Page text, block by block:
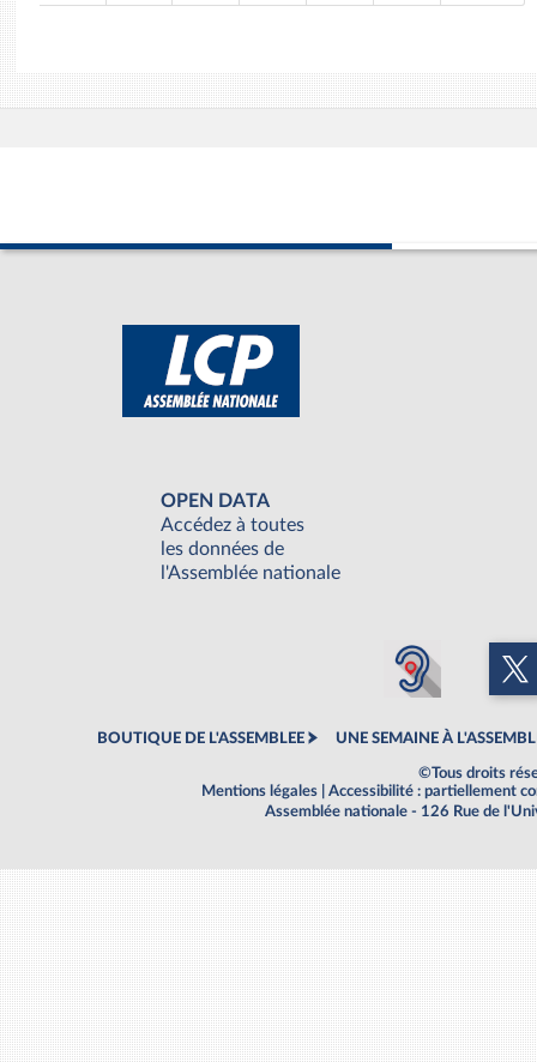
OPEN DATA
Accédez à toutes
les données de
l'Assemblée nationale
BOUTIQUE DE L'ASSEMBLEE UNE SEMAINE À
©Tous droits
Mentions légales
Accessibilité : partiellement
Assemblée nationale - 126 Rue de